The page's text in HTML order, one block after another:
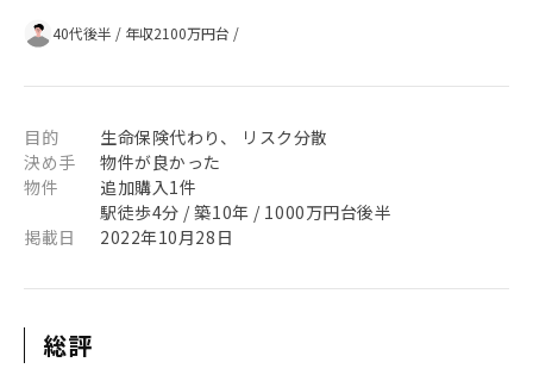
40代後半 / 年収2100万円台 /
目的
生命保険代わり、 リスク分散
決め手
物件が良かった
物件
追加購入1件
駅徒歩4分 / 築10年 / 1000万円台後半
掲載日
2022年10月28日
総評